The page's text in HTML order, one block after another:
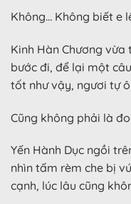
Không… Không biết e
Kinh Hàn Chương
bước đi, để lại một
tốt như vậy, ngươi tự
Cũng không phải là
Yến Hành Dục ngồi
nhìn tấm rèm che bị
cạnh, lúc lâu cũng